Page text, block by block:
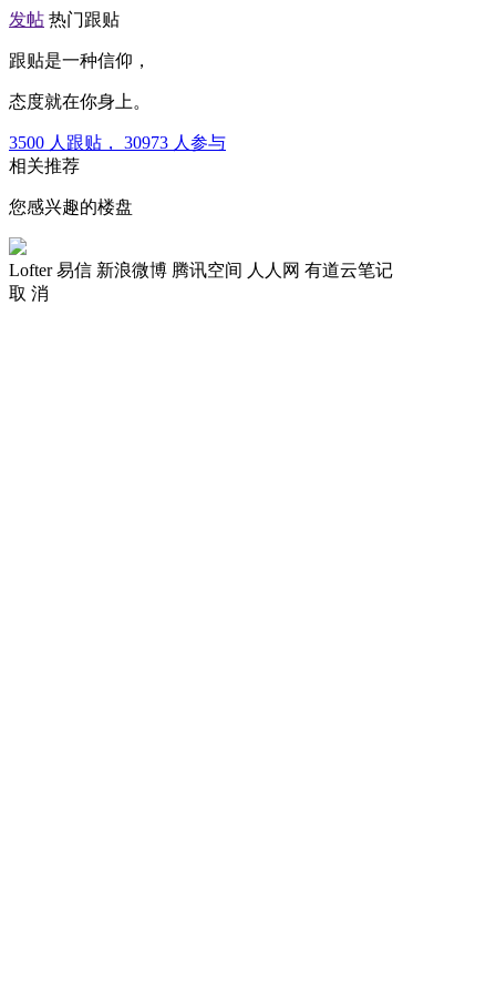
发帖 热门跟贴
跟贴是一种信仰，
态度就在你身上。
3500 人跟贴， 30973 人参与
相关推荐
您感兴趣的楼盘
Lofter 易信 新浪微博 腾讯空间 人人网 有道云笔记
取 消